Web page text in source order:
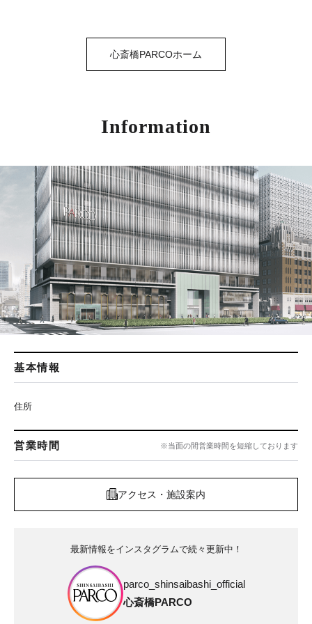
心斎橋PARCOホーム
Information
基本情報
住所
営業時間 ※当面の間営業時間を短縮しております
アクセス・施設案内
最新情報をインスタグラムで続々更新中！
parco_shinsaibashi_official
心斎橋PARCO